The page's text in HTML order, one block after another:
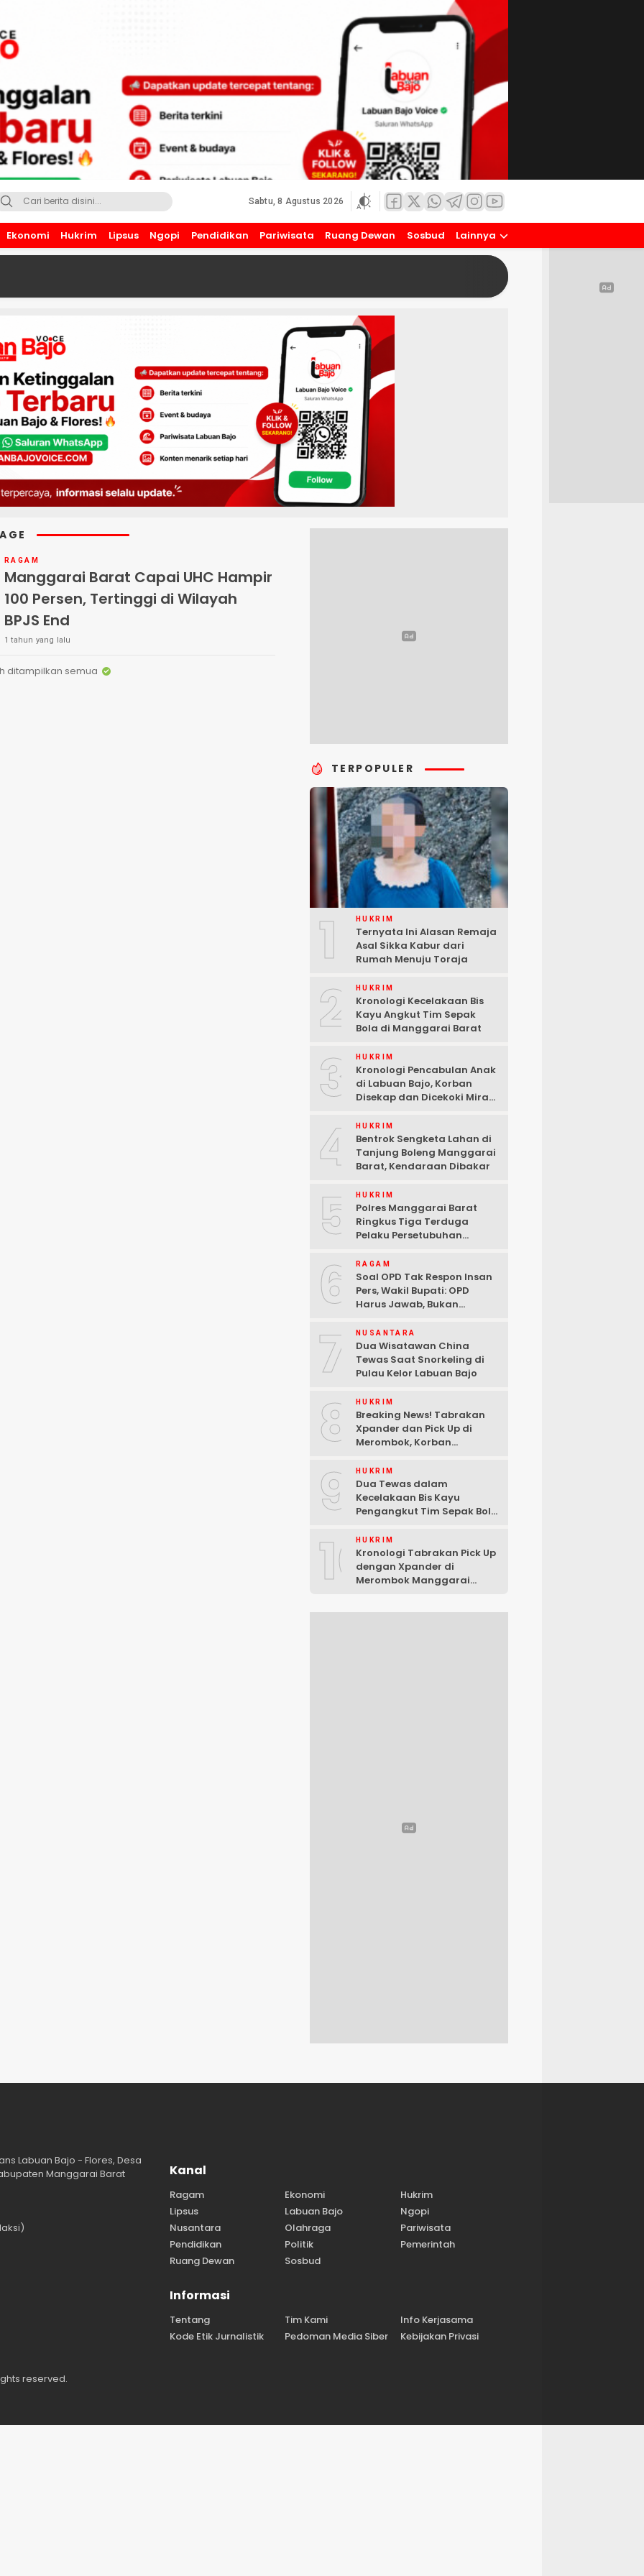
Sabtu, 8 Agustus 2026
Ekonomi Hukrim Lipsus Ngopi Pendidikan Pariwisata Ruang Dewan Sosbud Lainnya
RAGAM
Manggarai Barat Capai UHC Hampir
100 Persen, Tertinggi di Wilayah
BPJS End
1 tahun yang lalu
ditampilkan semua
TERPOPULER
1 HUKRIM
Ternyata Ini Alasan Remaja
Asal Sikka Kabur dari
Rumah Menuju Toraja
2 HUKRIM
Kronologi Kecelakaan Bis
Kayu Angkut Tim Sepak
Bola di Manggarai Barat
3 HUKRIM
Kronologi Pencabulan Anak
di Labuan Bajo, Korban
Disekap dan Dicekoki Miras,
4 HUKRIM
Bentrok Sengketa Lahan di
Tanjung Boleng Manggarai
Barat, Kendaraan Dibakar
5 HUKRIM
Polres Manggarai Barat
Ringkus Tiga Terduga
Pelaku Persetubuhan
Bajo
6 RAGAM
Soal OPD Tak Respon Insan
Pers, Wakil Bupati: OPD
Harus Jawab, Bukan
7 NUSANTARA
Dua Wisatawan China
Tewas Saat Snorkeling di
Pulau Kelor Labuan Bajo
8 HUKRIM
Breaking News! Tabrakan
Xpander dan Pick Up di
Merombok, Korban
9 HUKRIM
Dua Tewas dalam
Kecelakaan Bis Kayu
Pengangkut Tim Sepak Bola
10HUKRIM
Kronologi Tabrakan Pick Up
dengan Xpander di
Merombok Manggarai
Labuan Bajo - Flores, Desa
Manggarai Barat
Kanal
Ragam Ekonomi
Hukrim
Lipsus
Labuan Bajo
Ngopi
Nusantara
Olahraga
Pariwisata
Pendidikan
Politik
Pemerintah
Ruang Dewan
Sosbud
Informasi
Tentang Tim Kami
Info Kerjasama
Kode Etik Jurnalistik
Pedoman Media Siber Kebijakan Privasi
reserved.